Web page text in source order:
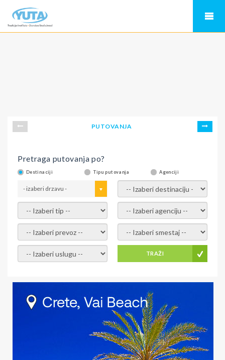
PUTOVANJA
Pretraga putovanja po?
Destinaciji Tipu putovanja Agenciji
- izaberi drzavu - - izaberi destinaciju -
- izaberi tip - - izaberi agenciju -
- izaberi prevoz - - Izaberite smestaj -
- Izaberite uslugu - TRAŽI